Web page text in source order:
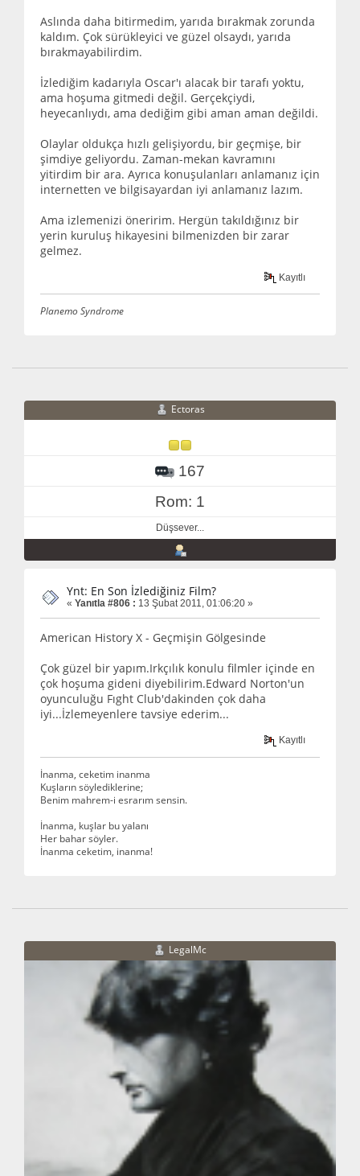
Aslında daha bitirmedim, yarıda bırakmak zorunda
kaldım. Çok sürükleyici ve güzel olsaydı, yarıda
bırakmayabilirdim.
İzlediğim kadarıyla Oscar'ı alacak bir tarafı yoktu,
ama hoşuma gitmedi değil. Gerçekçiydi,
heyecanlıydı, ama dediğim gibi aman aman değildi.
Olaylar oldukça hızlı gelişiyordu, bir geçmişe, bir
şimdiye geliyordu. Zaman-mekan kavramını
yitirdim bir ara. Ayrıca konuşulanları anlamanız için
internetten ve bilgisayardan iyi anlamanız lazım.
Ama izlemenizi öneririm. Hergün takıldığınız bir
yerin kuruluş hikayesini bilmenizden bir zarar
gelmez.
Kayıtlı
Planemo Syndrome
Ectoras
167
Rom: 1
Düşsever...
Ynt: En Son İzlediğiniz Film?
« Yanıtla #806 : 13 Şubat 2011, 01:06:20 »
American History X - Geçmişin Gölgesinde
Çok güzel bir yapım.Irkçılık konulu filmler içinde en
çok hoşuma gideni diyebilirim.Edward Norton'un
oyunculuğu Fıght Club'dakinden çok daha
iyi...İzlemeyenlere tavsiye ederim...
Kayıtlı
İnanma, ceketim inanma
Kuşların söylediklerine;
Benim mahrem-i esrarım sensin.
İnanma, kuşlar bu yalanı
Her bahar söyler.
İnanma ceketim, inanma!
LegalMc